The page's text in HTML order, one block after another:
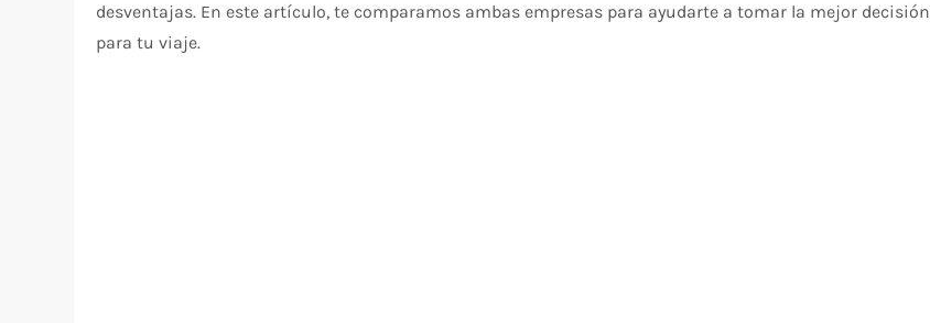
desventajas. En este artículo, te comparamos ambas empresas para ayudarte a tomar la mejor decisión
para tu viaje.